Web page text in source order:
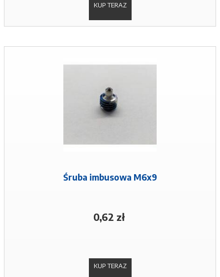
KUP TERAZ
Śruba imbusowa M6x9
0,62 zł
KUP TERAZ